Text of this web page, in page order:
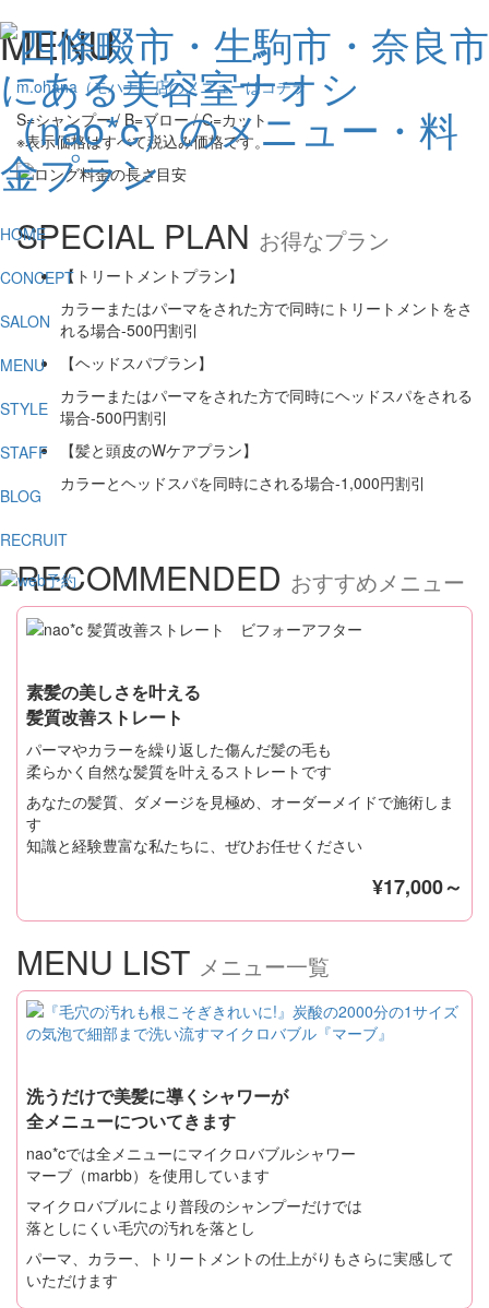
HOME
CONCEPT
SALON
MENU
STYLE
STAFF
BLOG
RECRUIT
MENU
m.ohana（モハナ）店のメニューはコチラ
S=シャンプー / B=ブロー / C=カット
※表示価格はすべて税込み価格です。
SPECIAL PLAN お得なプラン
【トリートメントプラン】
カラーまたはパーマをされた方で同時にトリートメントをさ
れる場合-500円割引
【ヘッドスパプラン】
カラーまたはパーマをされた方で同時にヘッドスパをされる
場合-500円割引
【髪と頭皮のWケアプラン】
カラーとヘッドスパを同時にされる場合-1,000円割引
RECOMMENDED おすすめメニュー
素髪の美しさを叶える
髪質改善ストレート
パーマやカラーを繰り返した傷んだ髪の毛も
柔らかく自然な髪質を叶えるストレートです
あなたの髪質、ダメージを見極め、オーダーメイドで施術しま
す
知識と経験豊富な私たちに、ぜひお任せください
¥17,000～
MENU LIST メニュー一覧
洗うだけで美髪に導くシャワーが
全メニューについてきます
nao*cでは全メニューにマイクロバブルシャワー
マーブ（marbb）を使用しています
マイクロバブルにより普段のシャンプーだけでは
落としにくい毛穴の汚れを落とし
パーマ、カラー、トリートメントの仕上がりもさらに実感して
いただけます